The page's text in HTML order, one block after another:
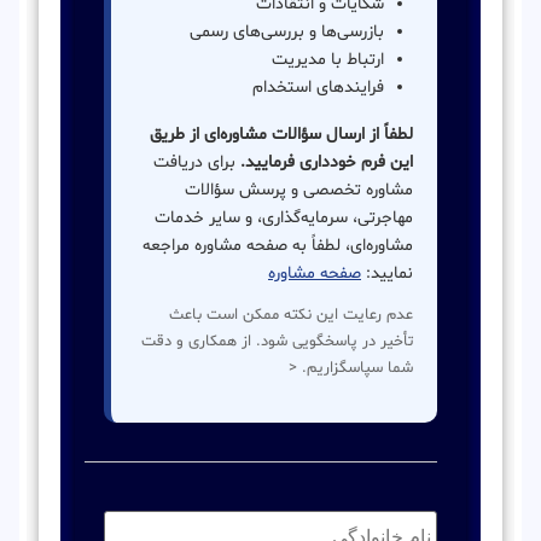
بازرسی‌ها و بررسی‌های رسمی
ارتباط با مدیریت
فرایندهای استخدام
لطفاً از ارسال سؤالات مشاوره‌ای از طریق
این فرم خودداری فرمایید. برای دریافت
مشاوره تخصصی و پرسش سؤالات
مهاجرتی، سرمایه‌گذاری، و سایر خدمات
مشاوره‌ای، لطفاً به صفحه مشاوره مراجعه
نمایید: صفحه مشاوره
عدم رعایت این نکته ممکن است باعث
تأخیر در پاسخگویی شود. از همکاری و دقت
شما سپاسگزاریم. <
نام
خانوادگی: *